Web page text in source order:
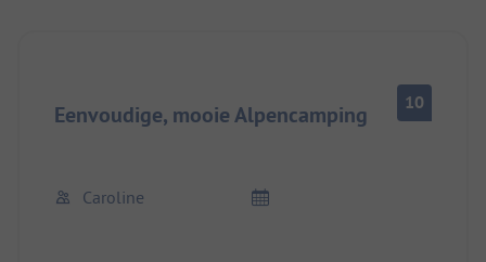
Eenvoudige, mooie Alpencamping 10
Caroline